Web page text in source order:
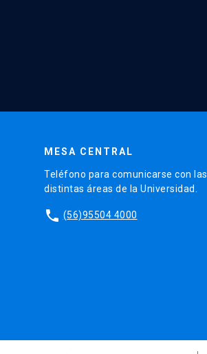
MESA CENTRAL
Teléfono para comunicarse con las
distintas áreas de la Universidad.
phone (56)95504 4000